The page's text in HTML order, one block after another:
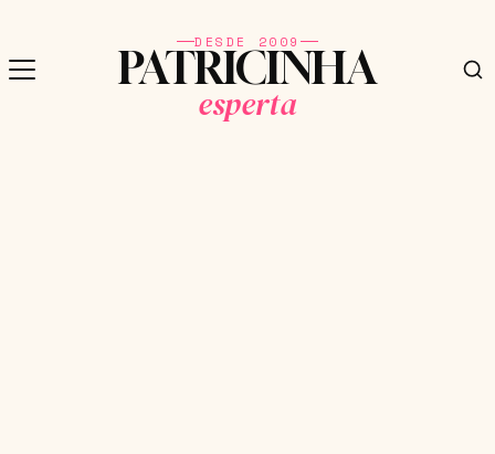
DESDE 2009
PATRICINHA
esperta